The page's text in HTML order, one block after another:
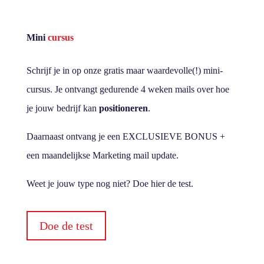
Mini cursus
Schrijf je in op onze gratis maar waardevolle(!) mini-
cursus. Je ontvangt gedurende 4 weken mails over hoe
je jouw bedrijf kan positioneren.
Daarnaast ontvang je een EXCLUSIEVE BONUS +
een maandelijkse Marketing mail update.
Weet je jouw type nog niet? Doe hier de test.
Doe de test